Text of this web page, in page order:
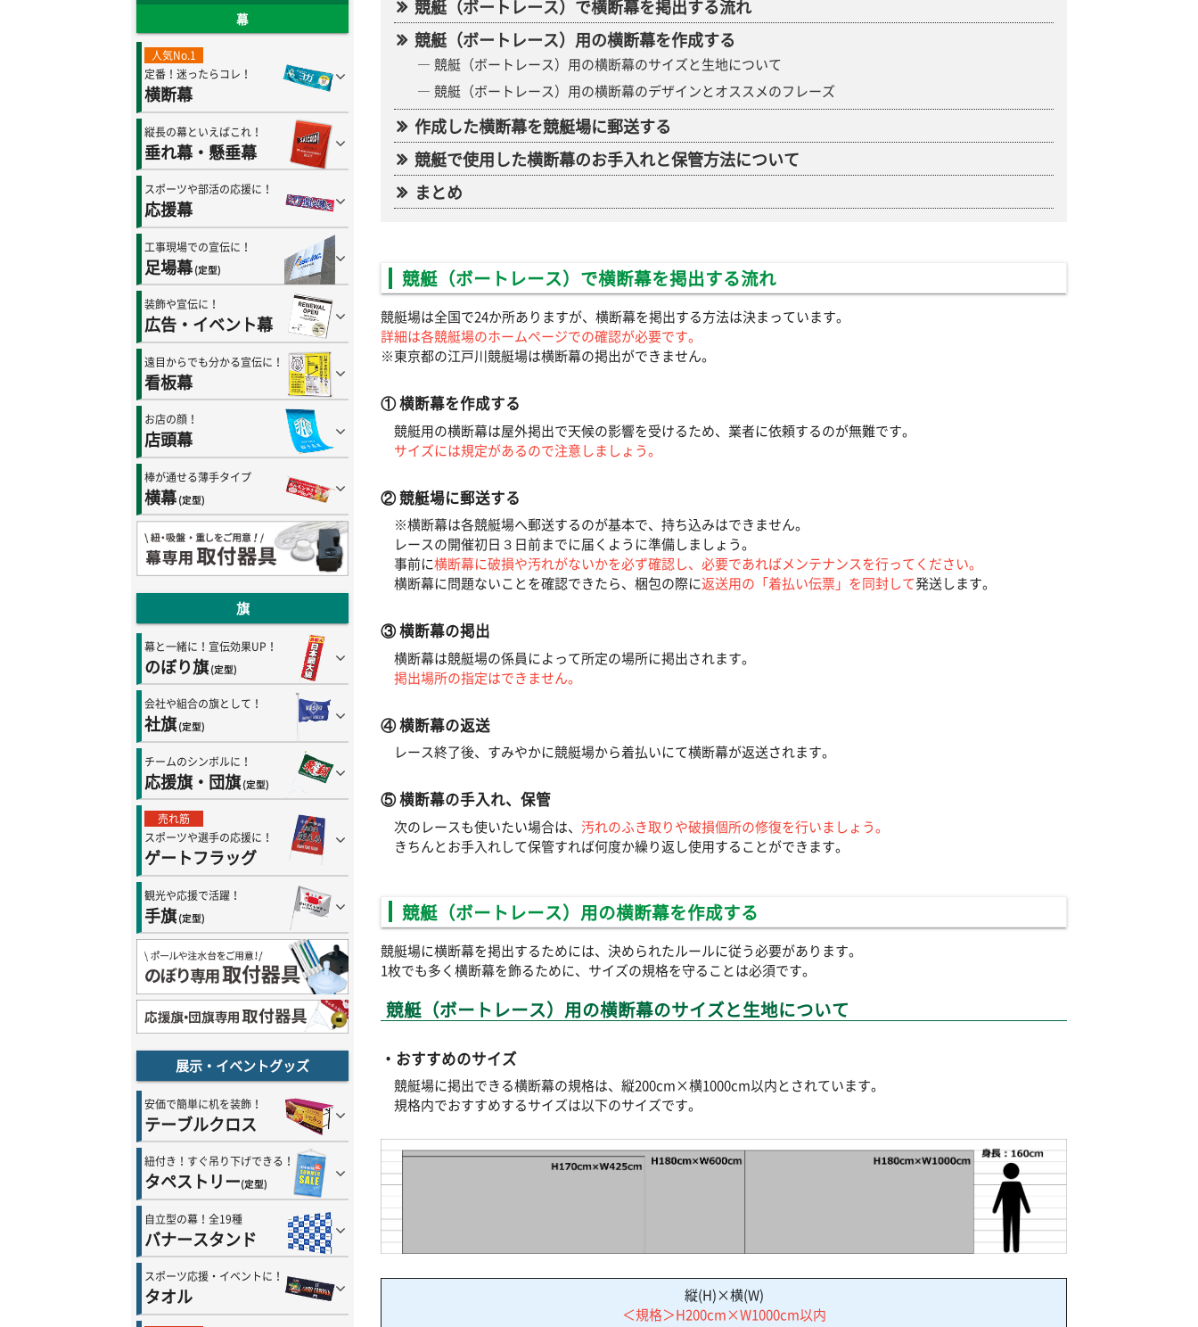
幕
人気No.1
定番！迷ったらコレ！
横断幕
縦長の幕といえばこれ！
垂れ幕・懸垂幕
スポーツや部活の応援に！
応援幕
工事現場での宣伝に！
足場幕(定型)
装飾や宣伝に！
広告・イベント幕
遠目からでも分かる宣伝に！
看板幕
お店の顔！
店頭幕
棒が通せる薄手タイプ
横幕(定型)
旗
幕と一緒に！宣伝効果UP！
のぼり旗 (定型)
会社や組合の旗として！
社旗 (定型)
チームのシンボルに！
応援旗・団旗 (定型)
売れ筋
スポーツや選手の応援に！
ゲートフラッグ
観光や応援で活躍！
手旗 (定型)
展示・イベントグッズ
安価で簡単に机を装飾！
テーブルクロス
紐付き！すぐ吊り下げできる！
タペストリー(定型)
自立型の幕！全19種
バナースタンド
スポーツ応援・イベントに！
タオル
競艇（ボートレース）で横断幕を掲出する流れ
競艇（ボートレース）用の横断幕を作成する
競艇（ボートレース）用の横断幕のサイズと生地について
競艇（ボートレース）用の横断幕のデザインとオススメのフレーズ
作成した横断幕を競艇場に郵送する
競艇で使用した横断幕のお手入れと保管方法について
まとめ
競艇（ボートレース）で横断幕を掲出する流れ
競艇場は全国で24か所ありますが、横断幕を掲出する方法は決まっています。
詳細は各競艇場のホームページでの確認が必要です。
※東京都の江戸川競艇場は横断幕の掲出ができません。
① 横断幕を作成する
競艇用の横断幕は屋外掲出で天候の影響を受けるため、業者に依頼するのが無難です。
サイズには規定があるので注意しましょう。
② 競艇場に郵送する
※横断幕は各競艇場へ郵送するのが基本で、持ち込みはできません。
レースの開催初日３日前までに届くように準備しましょう。
事前に横断幕に破損や汚れがないかを必ず確認し、必要であればメンテナンスを行ってください。
横断幕に問題ないことを確認できたら、梱包の際に返送用の「着払い伝票」を同封して発送します。
③ 横断幕の掲出
横断幕は競艇場の係員によって所定の場所に掲出されます。
掲出場所の指定はできません。
④ 横断幕の返送
レース終了後、すみやかに競艇場から着払いにて横断幕が返送されます。
⑤ 横断幕の手入れ、保管
次のレースも使いたい場合は、 汚れのふき取りや破損個所の修復を行いましょう。
きちんとお手入れして保管すれば何度か繰り返し使用することができます。
競艇（ボートレース）用の横断幕を作成する
競艇場に横断幕を掲出するためには、決められたルールに従う必要があります。
1枚でも多く横断幕を飾るために、サイズの規格を守ることは必須です。
競艇（ボートレース）用の横断幕のサイズと生地について
・おすすめのサイズ
競艇場に掲出できる横断幕の規格は、縦200cm×横1000cm以内とされています。
規格内でおすすめするサイズは以下のサイズです。
縦(H)×横(W)
＜規格＞H200cm×W1000cm以内